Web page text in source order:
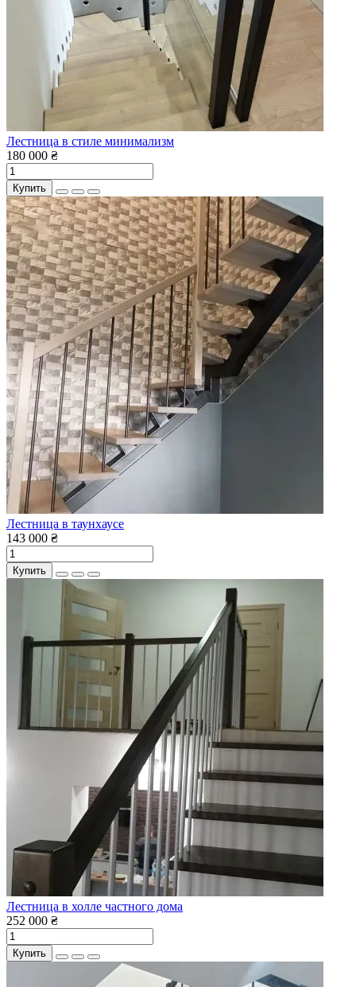
Лестница в стиле минимализм
180 000 ₴
Купить
Лестница в таунхаусе
143 000 ₴
Купить
Лестница в холле частного дома
252 000 ₴
Купить